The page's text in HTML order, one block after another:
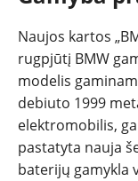
Naujos kartos
rugpjūtį BMW
modelis
debiuto 1999
elektromobilis,
pastatyta nauja
baterijų gamykla